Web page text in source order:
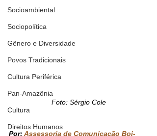
Socioambiental
Sociopolítica
Gênero e Diversidade
Povos Tradicionais
Cultura Periférica
Pan-Amazônia
Cultura
Direitos Humanos
Foto: Sérgio Cole
Por: Assessoria de Comunicação Boi-